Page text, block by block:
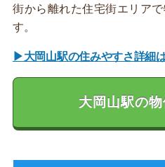
街から離れた住宅街エリア
す。
▶大岡山駅の住みやすさ詳細
大岡山駅の